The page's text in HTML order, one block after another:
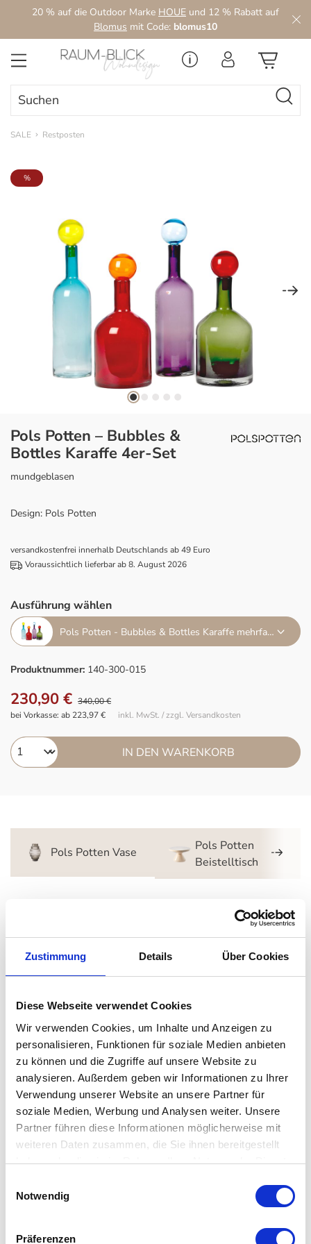
Zustimmung Details Über Cookies
Diese Webseite verwendet Cookies
Wir verwenden Cookies, um Inhalte und Anzeigen zu
personalisieren, Funktionen für soziale Medien anbieten
zu können und die Zugriffe auf unsere Website zu
analysieren. Außerdem geben wir Informationen zu Ihrer
Verwendung unserer Website an unsere Partner für
soziale Medien, Werbung und Analysen weiter. Unsere
Partner führen diese Informationen möglicherweise mit
weiteren Daten zusammen, die Sie ihnen bereitgestellt
haben oder die sie im Rahmen Ihrer Nutzung der Dienste
Datenschutzerklärung
Notwendig
Präferenzen
Zum Hauptinhalt springen
20 % auf die Outdoor Marke HOUE und 12 % Rabatt auf
Blomus mit Code: blomus10
SALE Restposten
Bildergalerie überspringen
%
Pols Potten – Bubbles &
Bottles Karaffe 4er-Set
mundgeblasen
Design: Pols Potten
versandkostenfrei innerhalb Deutschlands ab 49 Euro
Voraussichtlich lieferbar ab 8. August 2026
Ausführung wählen
Pols Potten - Bubbles & Bottles Karaffe mehrfarbig L
Produktnummer: 140-300-015
230,90 € 340,00 €
inkl. MwSt. / zzgl. Versandkosten
bei Vorkasse: ab 223,97 €
IN DEN WARENKORB
Pols Potten Vase
Pols Potten
Beistelltisch
Glasornamente, die hervorstechen
Die Bubbles & Bottles Karaffe 4er-Set der Marke
Glasornamente sind mundgeblasen und handgefertigt, um eine
maximale Wirkung zu erzielen. Ob allein oder gruppiert
aufgestellt, dank ihrer auffälligen Form erzielen sie stets eine
schöne Präsentation. Die in verschiedenen Farben und Größen
erhältlichen Bubbles & Bottles Karaffen können für einen noch
auffälligeren Ausdruck kombiniert werden.
Besonderheit
außergewöhnliche Glasornamente